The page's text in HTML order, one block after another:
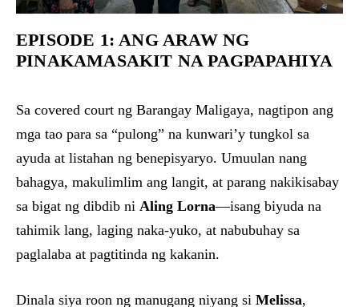
EPISODE 1: ANG ARAW NG
PINAKAMASAKIT NA PAGPAPAHIYA
Sa covered court ng Barangay Maligaya, nagtipon ang
mga tao para sa “pulong” na kunwari’y tungkol sa
ayuda at listahan ng benepisyaryo. Umuulan nang
bahagya, makulimlim ang langit, at parang nakikisabay
sa bigat ng dibdib ni Aling Lorna—isang biyuda na
tahimik lang, laging naka-yuko, at nabubuhay sa
paglalaba at pagtitinda ng kakanin.
Dinala siya roon ng manugang niyang si Melissa,